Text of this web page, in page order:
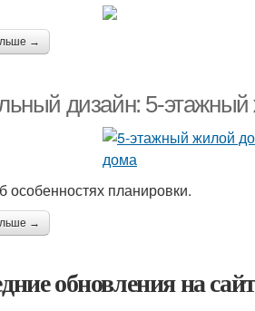
→
дизайн: 5-
особенностях планировки.
→
обновления на